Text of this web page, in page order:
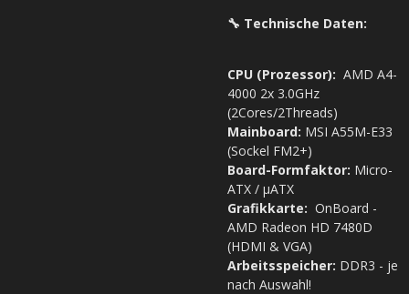
🔧 Technische Daten:
CPU (Prozessor): AMD A4-
4000 2x 3.0GHz
(2Cores/2Threads)
Mainboard: MSI A55M-E33
(Sockel FM2+)
Board-Formfaktor: Micro-
ATX / µATX
Grafikkarte: OnBoard -
AMD Radeon HD 7480D
(HDMI & VGA)
Arbeitsspeicher: DDR3 - je
nach Auswahl!